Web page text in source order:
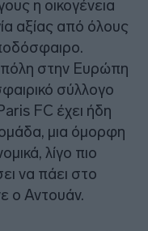
η οικογένεια
αξίας από όλους
πόλη στην Ευρώπη
σύλλογο
FC έχει ήδη
μια όμορφη
λίγο πιο
να πάει στο
ο Αντουάν.